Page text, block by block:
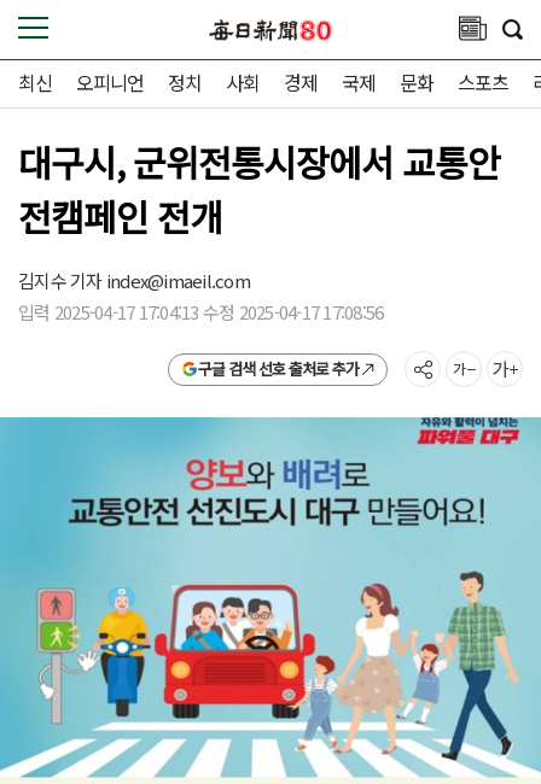
최신 오피니언 정치 사회 경제 국제 문화 스포츠
대구시, 군위전통시장에서 교통안
전캠페인 전개
김지수 기자index@imaeil.com
입력 2025-04-17 17:04:13 수정 2025-04-17 17:08:56
구글 검색 선호 출처로 추가